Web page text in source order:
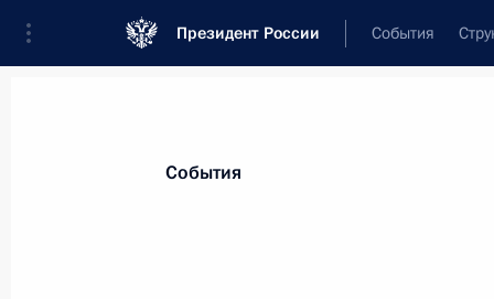
Президент России События
События